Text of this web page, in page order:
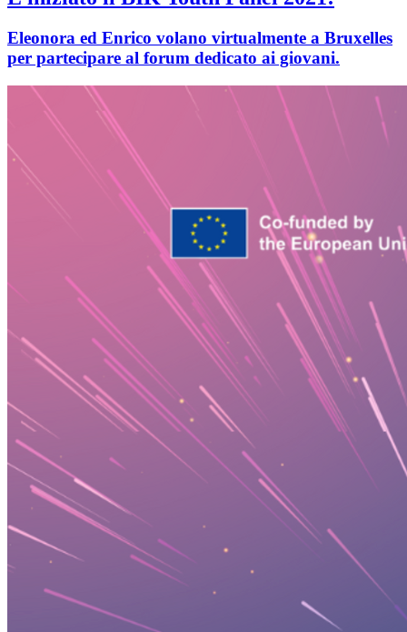
Eleonora ed Enrico volano virtualmente a Bruxelles
per partecipare al forum dedicato ai giovani.